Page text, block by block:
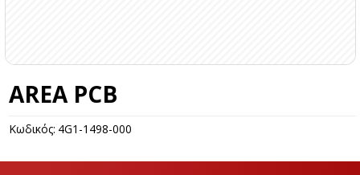
AREA PCB
Κωδικός: 4G1-1498-000